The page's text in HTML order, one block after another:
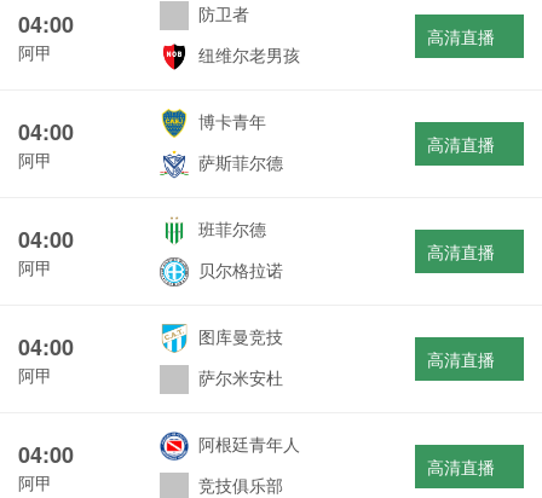
04:00
阿甲
防卫者
纽维尔老男孩
高清直播
04:00
阿甲
博卡青年
萨斯菲尔德
高清直播
04:00
阿甲
班菲尔德
贝尔格拉诺
高清直播
04:00
阿甲
图库曼竞技
萨尔米安杜
高清直播
04:00
阿甲
阿根廷青年人
竞技俱乐部
高清直播